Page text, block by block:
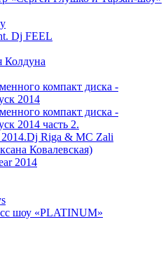
Dj FEEL
Колдуна
компакт диска -
2014
компакт диска -
2014 часть 2.
Riga & MC Zali
Ковалевская)
2014
шоу «PLATINUM»